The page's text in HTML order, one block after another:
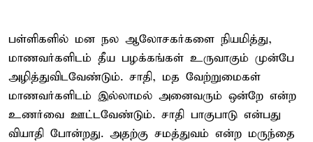
பள்ளிகளில் மன நல ஆலோசகர்களை நியமித்து,
மாணவர்களிடம் தீய பழக்கங்கள் உருவாகும் முன்பே
அழித்துவிடவேண்டும். சாதி, மத வேற்றுமைகள்
மாணவர்களிடம் இல்லாமல் அனைவரும் ஒன்றே என்ற
உணர்வை ஊட்டவேண்டும். சாதி பாகுபாடு என்பது
வியாதி போன்றது. அதற்கு சமத்துவம் என்ற மருந்தை